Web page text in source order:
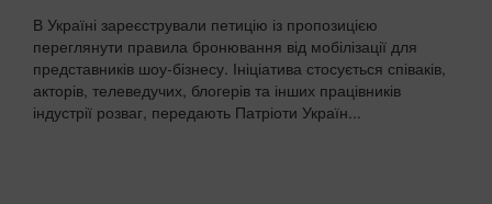
В Україні зареєстрували петицію із пропозицією
переглянути правила бронювання від мобілізації для
представників шоу-бізнесу. Ініціатива стосується співаків,
акторів, телеведучих, блогерів та інших працівників
індустрії розваг, передають Патріоти Україн...